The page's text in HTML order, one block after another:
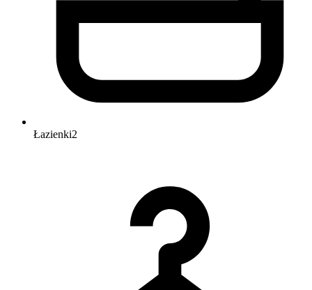
Łazienki2